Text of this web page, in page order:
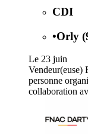
CDI
•Orly
Le 23 juin
personne
collaboration